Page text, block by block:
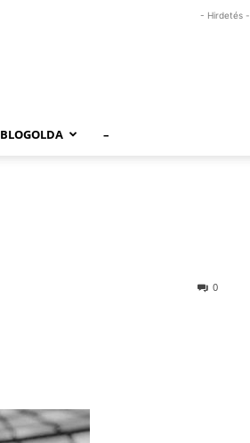
- Hirdetés -
BLOGOLDA –
0